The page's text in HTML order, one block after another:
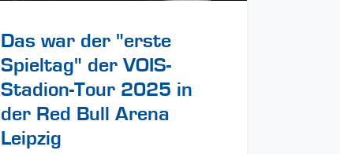
Das war der "erste
Spieltag" der VOIS-
Stadion-Tour 2025 in
der Red Bull Arena
Leipzig